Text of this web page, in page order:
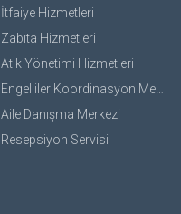
İtfaiye Hizmetleri
Zabıta Hizmetleri
Atık Yönetimi Hizmetleri
Engelliler Koordinasyon Merkezi
Aile Danışma Merkezi
Resepsiyon Servisi